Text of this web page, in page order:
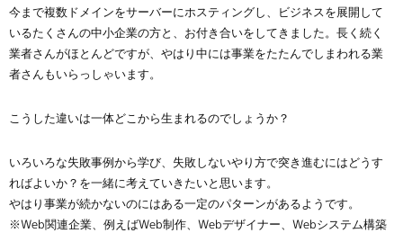
今まで複数ドメインをサーバーにホスティングし、ビジネスを展開して
いるたくさんの中小企業の方と、お付き合いをしてきました。長く続く
業者さんがほとんどですが、やはり中には事業をたたんでしまわれる業
者さんもいらっしゃいます。
こうした違いは一体どこから生まれるのでしょうか？
いろいろな失敗事例から学び、失敗しないやり方で突き進むにはどうす
ればよいか？を一緒に考えていきたいと思います。
やはり事業が続かないのにはある一定のパターンがあるようです。
※Web関連企業、例えばWeb制作、Webデザイナー、Webシステム構築